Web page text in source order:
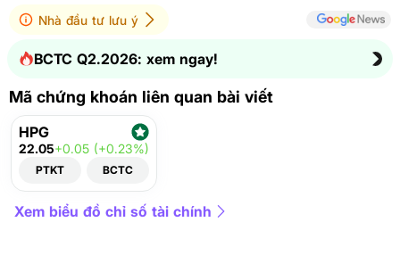
Nhà đầu tư lưu ý
BCTC Q2.2026: xem ngay!
Mã chứng khoán liên quan bài viết
HPG
22.05+0.05 (+0.23%)
PTKT BCTC
Xem biểu đồ chỉ số tài chính